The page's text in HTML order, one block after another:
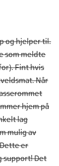
og hjelper til.
som meldte
Fint hvis
Når
hjem på
lag
mulig av
er
support! Det